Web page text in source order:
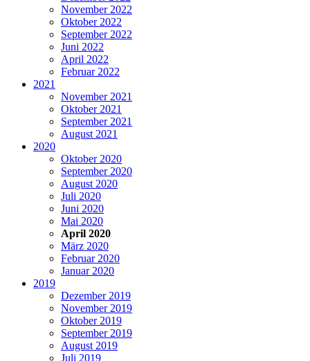
November 2022
Oktober 2022
September 2022
Juni 2022
April 2022
Februar 2022
2021
November 2021
Oktober 2021
September 2021
August 2021
2020
Oktober 2020
September 2020
August 2020
Juli 2020
Juni 2020
Mai 2020
April 2020
März 2020
Februar 2020
Januar 2020
2019
Dezember 2019
November 2019
Oktober 2019
September 2019
August 2019
Juli 2019